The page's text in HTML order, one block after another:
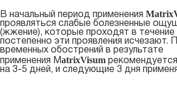
В начальный период применения
проявляться слабые болезненные
(жжение), которые проходят в течение
постепенно эти проявления исчезают.
временных обострений в результате
применения
MatrixVisum
на 3-5 дней, и следующие 3 дня